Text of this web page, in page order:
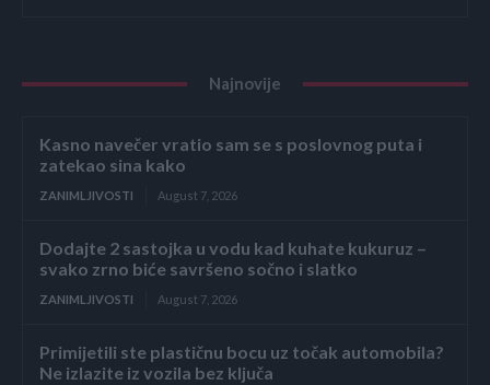
Najnovije
Kasno navečer vratio sam se s poslovnog puta i
zatekao sina kako
ZANIMLJIVOSTI August 7, 2026
Dodajte 2 sastojka u vodu kad kuhate kukuruz –
svako zrno biće savršeno sočno i slatko
ZANIMLJIVOSTI August 7, 2026
Primijetili ste plastičnu bocu uz točak automobila?
Ne izlazite iz vozila bez ključa